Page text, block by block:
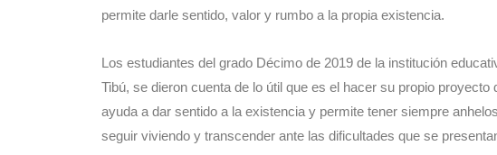
permite darle sentido, valor y rumbo a la propia existencia.
Los estudiantes del grado Décimo de 2019 de la institución
Tibú, se dieron cuenta de lo útil que es el hacer su propio
ayuda a dar sentido a la existencia y permite tener siempre
seguir viviendo y transcender ante las dificultades que se